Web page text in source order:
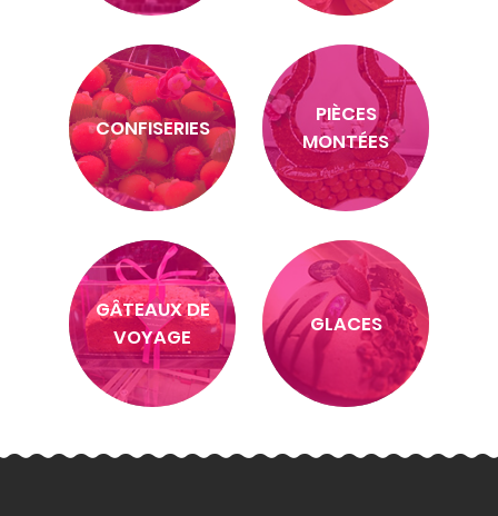
CONFISERIES
PIÈCES
MONTÉES
GÂTEAUX DE
VOYAGE
GLACES